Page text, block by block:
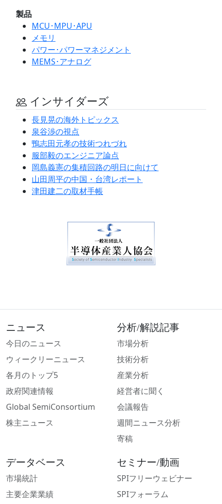
製品
MCU･MPU･APU
メモリ
パワー･パワーマネジメント
MEMS･アナログ
インサイダーズ
長見晃の海外トピックス
泉谷渉の視点
鴨志田元孝の技術つれづれ
服部毅のエンジニア論点
岡島義憲の集積回路の明日に向けて
山田周平の中国・台湾レポート
津田建二の取材手帳
ニュース
今日のニュース
ウィークリーニュース
各月のトップ5
政府関連情報
Global SemiConsortium
株主ニュース
分析/解説記事
市場分析
技術分析
産業分析
経営者に聞く
会議報告
週間ニュース分析
寄稿
データベース
市場統計
主要企業業績
セミナー/動画
SPIフリーウェビナー
SPIフォーラム